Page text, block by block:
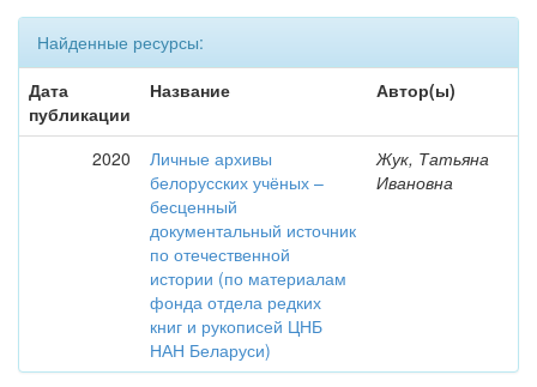
Найденные ресурсы:
Дата
публикации
Название Автор(ы)
2020
Личные архивы
белорусских учёных –
бесценный
документальный источник
по отечественной
истории (по материалам
фонда отдела редких
книг и рукописей ЦНБ
НАН Беларуси)
Жук, Татьяна
Ивановна